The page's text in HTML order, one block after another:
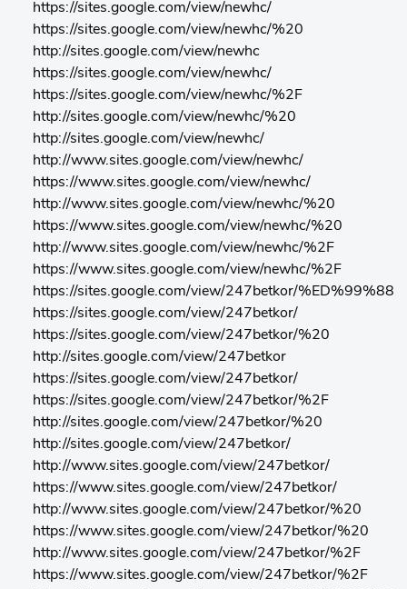
https://sites.google.com/view/newhc/
https://sites.google.com/view/newhc/%20
http://sites.google.com/view/newhc
https://sites.google.com/view/newhc/
https://sites.google.com/view/newhc/%2F
http://sites.google.com/view/newhc/%20
http://sites.google.com/view/newhc/
http://www.sites.google.com/view/newhc/
https://www.sites.google.com/view/newhc/
http://www.sites.google.com/view/newhc/%20
https://www.sites.google.com/view/newhc/%20
http://www.sites.google.com/view/newhc/%2F
https://www.sites.google.com/view/newhc/%2F
https://sites.google.com/view/247betkor/%ED%99%88
https://sites.google.com/view/247betkor/
https://sites.google.com/view/247betkor/%20
http://sites.google.com/view/247betkor
https://sites.google.com/view/247betkor/
https://sites.google.com/view/247betkor/%2F
http://sites.google.com/view/247betkor/%20
http://sites.google.com/view/247betkor/
http://www.sites.google.com/view/247betkor/
https://www.sites.google.com/view/247betkor/
http://www.sites.google.com/view/247betkor/%20
https://www.sites.google.com/view/247betkor/%20
http://www.sites.google.com/view/247betkor/%2F
https://www.sites.google.com/view/247betkor/%2F